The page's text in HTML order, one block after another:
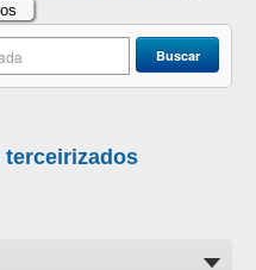
Buscar
terceirizados